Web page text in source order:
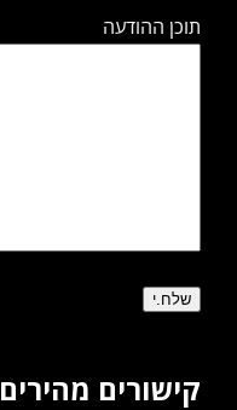
תוכן ההודעה
קישורים מהירים